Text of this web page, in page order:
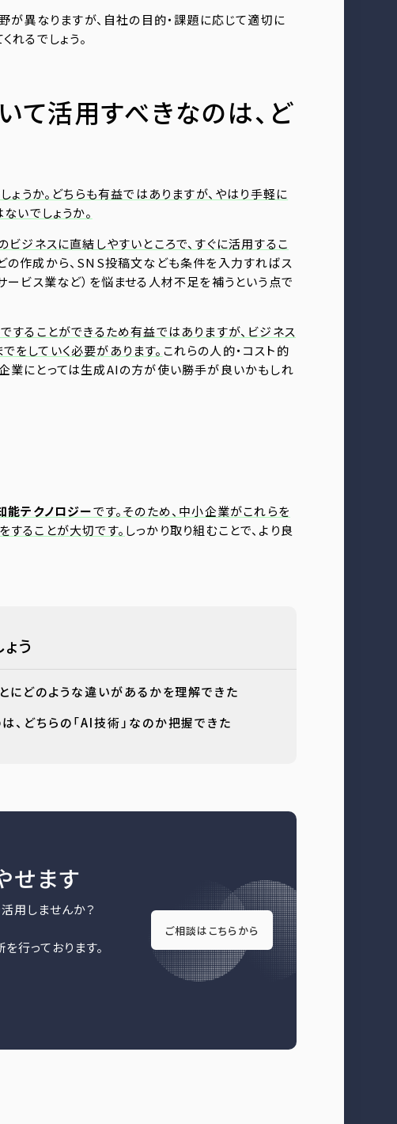
異なりますが、自社の目的・課題に応じて適切に
れるでしょう。
て活用すべきなのは、ど
ょうか。どちらも有益ではありますが、やはり手軽に
いでしょうか。
ジネスに直結しやすいところで、すぐに活用するこ
の作成から、SNS投稿文なども条件を入力すればス
ービス業など）を悩ませる人材不足を補うという点で
ることができるため有益ではありますが、ビジネス
していく必要があります。 これらの人的・コスト的
業にとっては生成AIの方が使い勝手が良いかもしれ
能テクノロジーです。そのため、中小企業がこれらを
ることが大切です。 しっかり取り組むことで、より良
う
にどのような違いがあるかを理解できた
どちらの「AI技術」なのか把握できた
せます
用しませんか？
行っております。
ご相談はこちらから